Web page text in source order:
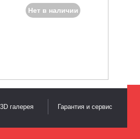
Нет в наличии
3D галерея Гарантия и сервис